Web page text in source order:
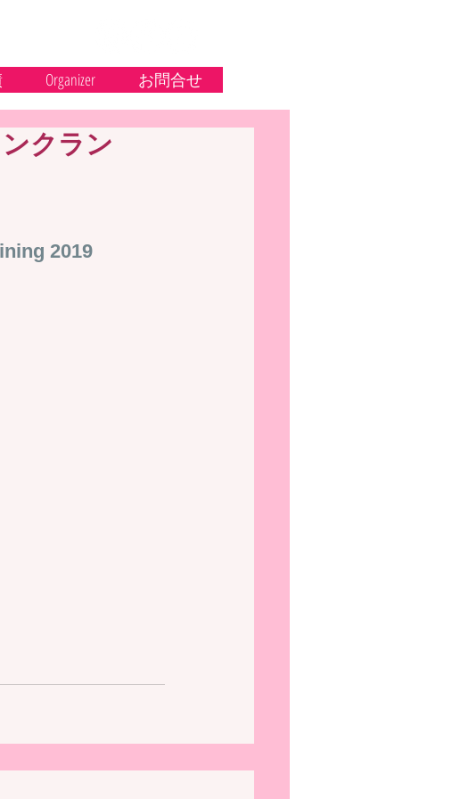
Organizer お問合せ
クラン
2019